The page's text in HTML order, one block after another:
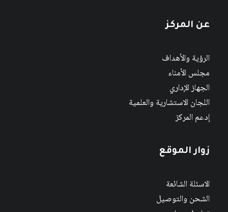
عن المركز
الرؤية والأهداف
مجلس الأمناء
الجهاز الإداري
اللجان الاستشارية والعلمية
إدعم المركز
زوار الموقع
الاسئلة الشائعة
الشحن والتوصيل